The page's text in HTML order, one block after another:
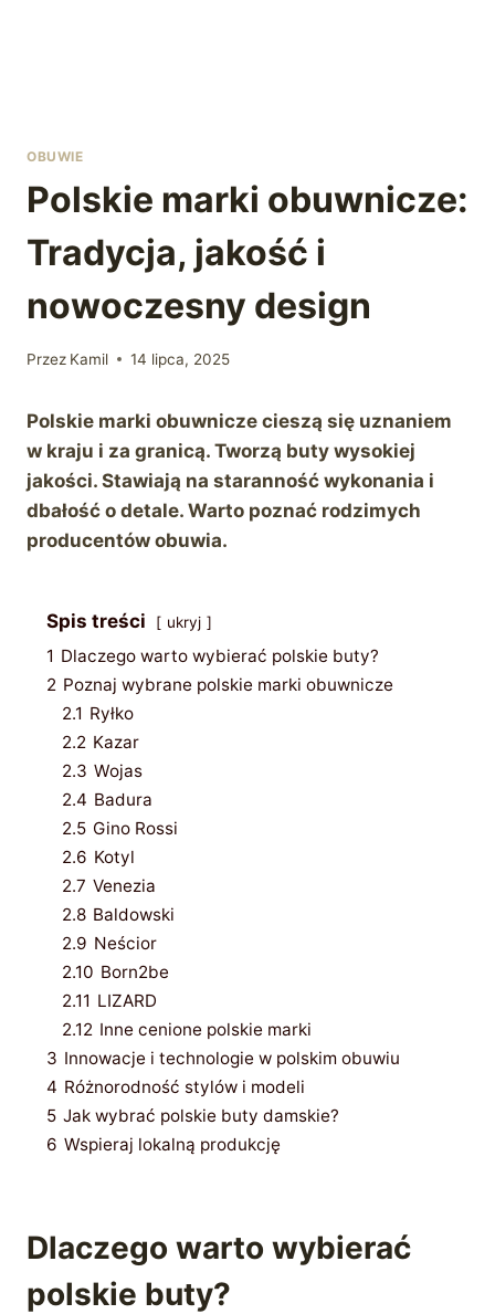
OBUWIE
Polskie marki obuwnicze:
Tradycja, jakość i
nowoczesny design
Przez Kamil 14 lipca, 2025
Polskie marki obuwnicze cieszą się uznaniem
w kraju i za granicą. Tworzą buty wysokiej
jakości. Stawiają na staranność wykonania i
dbałość o detale. Warto poznać rodzimych
producentów obuwia.
Spis treści ukryj
1 Dlaczego warto wybierać polskie buty?
2 Poznaj wybrane polskie marki obuwnicze
2.1 Ryłko
2.2 Kazar
2.3 Wojas
2.4 Badura
2.5 Gino Rossi
2.6 Kotyl
2.7 Venezia
2.8 Baldowski
2.9 Neścior
2.10 Born2be
2.11 LIZARD
2.12 Inne cenione polskie marki
3 Innowacje i technologie w polskim obuwiu
4 Różnorodność stylów i modeli
5 Jak wybrać polskie buty damskie?
6 Wspieraj lokalną produkcję
Dlaczego warto wybierać
polskie buty?